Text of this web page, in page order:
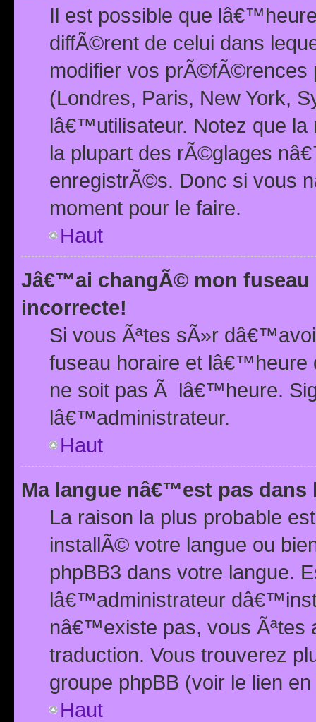
Il est possible que
diffÃ©rent de celui dans
modifier vos prÃ©fÃ©rences
(Londres, Paris, New York,
lâ€™utilisateur. Notez que la
la plupart des rÃ©glages
enregistrÃ©s. Donc si vous
moment pour le faire.
Haut
Jâ€™ai changÃ© mon
incorrecte!
Si vous Ãªtes sÃ»r
fuseau horaire et
ne soit pas Ã lâ€™heure.
lâ€™administrateur.
Haut
Ma langue nâ€™est pas dans
La raison la plus probable
installÃ© votre langue ou
phpBB3 dans votre langue.
lâ€™administrateur
nâ€™existe pas, vous Ãªtes
traduction. Vous trouverez
groupe phpBB (voir le lien
Haut